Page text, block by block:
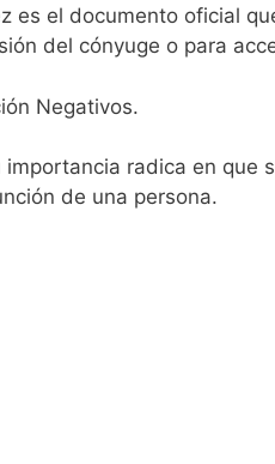
es el documento oficial
del cónyuge o para
Negativos.
radica en que
de una persona.